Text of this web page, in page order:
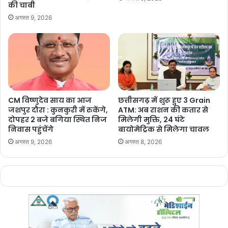
की चाबी
अगस्त 9, 2026
CM विष्णुदेव साय का आज
जशपुर दौरा : कुनकुरी में रुकेंगे,
दोपहर 2 बजे बगिया स्थित निज
निवास पहुंचेंगे
अगस्त 9, 2026
छत्तीसगढ़ में शुरू हुए 3 Grain
ATM: अब राशन की कतार से
मिलेगी मुक्ति, 24 घंटे
बायोमेट्रिक से मिलेगा चावल
अगस्त 8, 2026